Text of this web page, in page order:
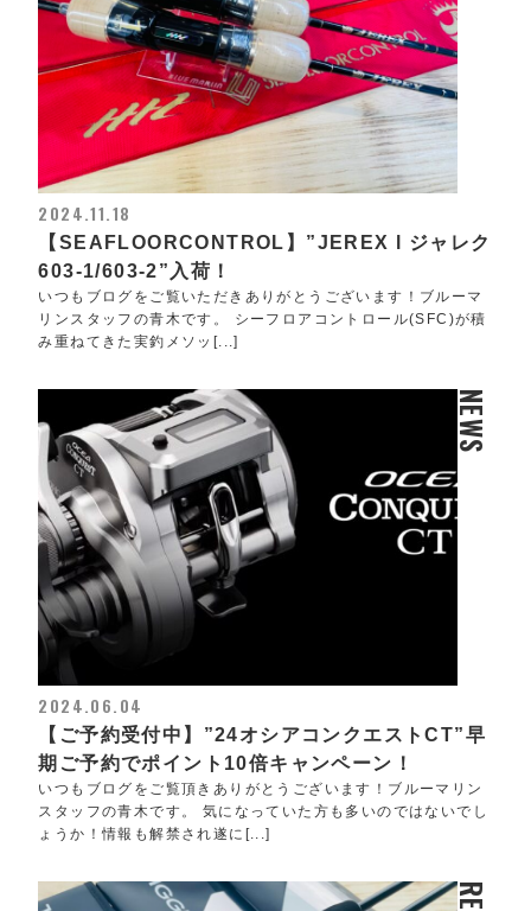
2024.11.18
【SEAFLOORCONTROL】”JEREX l ジャレク
603-1/603-2”入荷！
いつもブログをご覧いただきありがとうございます！ブルーマ
リンスタッフの青木です。 シーフロアコントロール(SFC)が積
み重ねてきた実釣メソッ[...]
NEWS
2024.06.04
【ご予約受付中】”24オシアコンクエストCT”早
期ご予約でポイント10倍キャンペーン！
いつもブログをご覧頂きありがとうございます！ブルーマリン
スタッフの青木です。 気になっていた方も多いのではないでし
ょうか！情報も解禁され遂に[...]